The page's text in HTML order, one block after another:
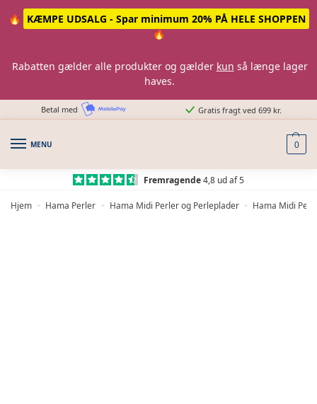
🔥
KÆMPE UDSALG - Spar minimum 20% PÅ HELE SHOPPEN
🔥
Rabatten gælder alle produkter og gælder kun så længe lager
haves.
Betal med Gratis fragt ved 699 kr.
MENU 0
Fremragende4,8 ud af 5
Hjem » Hama Perler » Hama Midi Perler og Perleplader » Hama Midi